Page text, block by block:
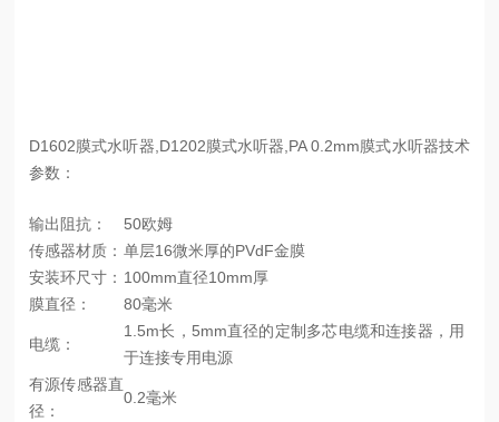
D1602膜式水听器,D1202膜式水听器,PA 0.2mm膜式水听器技术
参数：
输出阻抗：
50欧姆
传感器材质： 单层16微米厚的PVdF金膜
安装环尺寸： 100mm直径10mm厚
膜直径：
80毫米
电缆：
1.5m长，5mm直径的定制多芯电缆和连接器，用
于连接专用电源
有源传感器直
径：
0.2毫米